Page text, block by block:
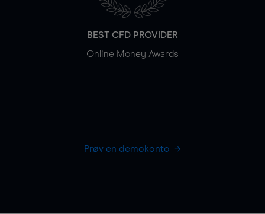
BEST CFD PROVIDER
Online Money Awards
Prøv en demokonto